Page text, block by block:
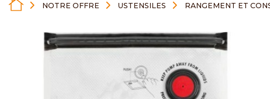
NOTRE OFFRE USTENSILES RANGEMENT ET